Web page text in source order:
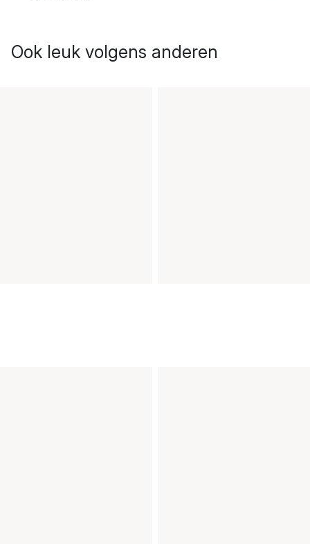
Ook leuk volgens anderen